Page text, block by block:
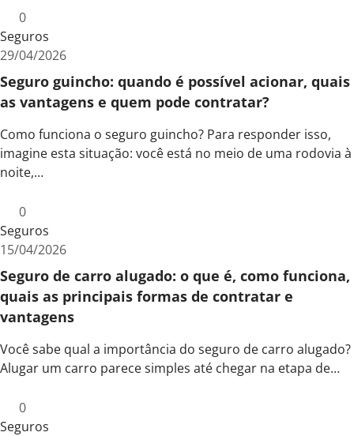
0
Seguros
29/04/2026
Seguro guincho: quando é possível acionar, quais
as vantagens e quem pode contratar?
Como funciona o seguro guincho? Para responder isso,
imagine esta situação: você está no meio de uma rodovia à
noite,…
0
Seguros
15/04/2026
Seguro de carro alugado: o que é, como funciona,
quais as principais formas de contratar e
vantagens
Você sabe qual a importância do seguro de carro alugado?
Alugar um carro parece simples até chegar na etapa de…
0
Seguros